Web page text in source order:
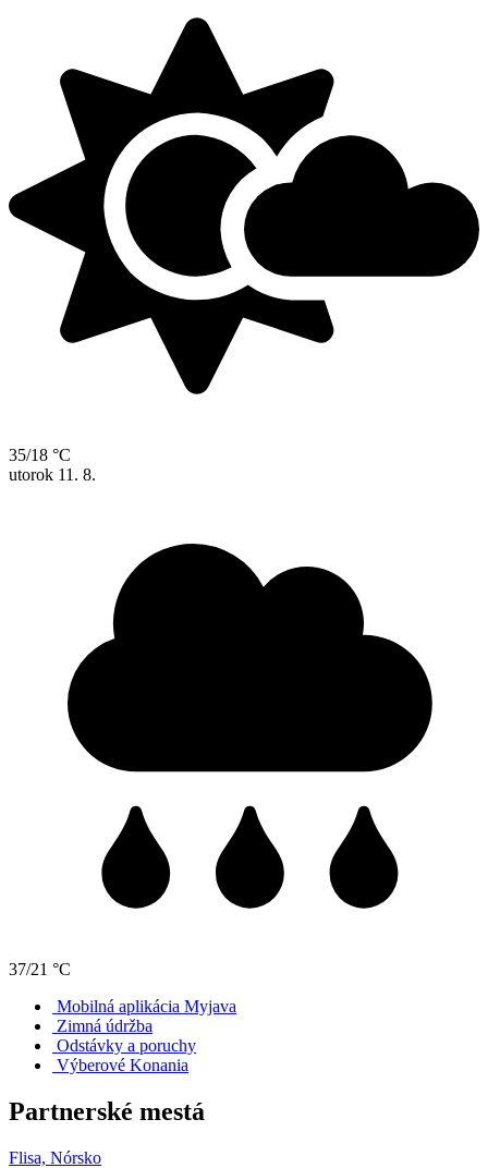
35/18 °C
utorok 11. 8.
37/21 °C
Mobilná aplikácia Myjava
Zimná údržba
Odstávky a poruchy
Výberové Konania
Partnerské mestá
Flisa, Nórsko